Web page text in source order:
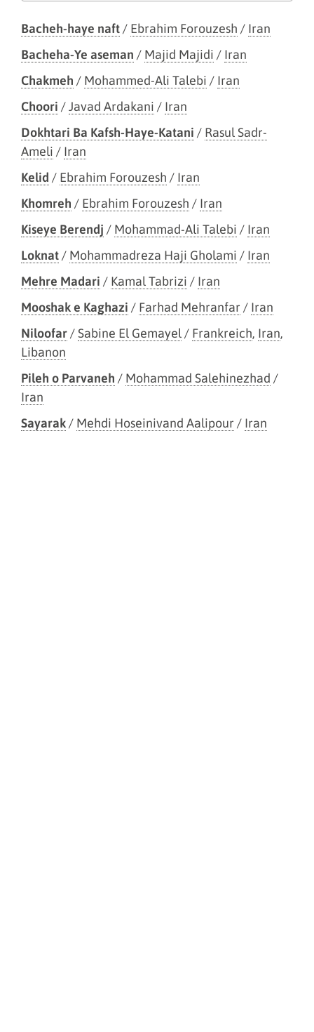
Bacheh-haye naft/ Ebrahim Forouzesh / Iran
Bacheha-Ye aseman / Majid Majidi / Iran
Chakmeh / Mohammed-Ali Talebi / Iran
Choori /Javad Ardakani / Iran
Dokhtari Ba Kafsh-Haye-Katani / Rasul Sadr-
Ameli / Iran
Kelid / Ebrahim Forouzesh / Iran
Khomreh / Ebrahim Forouzesh / Iran
Kiseye Berendj / Mohammad-Ali Talebi / Iran
Loknat/ Mohammadreza Haji Gholami / Iran
Mehre Madari / Kamal Tabrizi / Iran
Mooshak e Kaghazi / Farhad Mehranfar / Iran
Niloofar/Sabine El Gemayel/ Frankreich, Iran,
Libanon
Pileh o Parvaneh / Mohammad Salehinezhad /
Iran
Sayarak/ Mehdi Hoseinivand Aalipour / Iran